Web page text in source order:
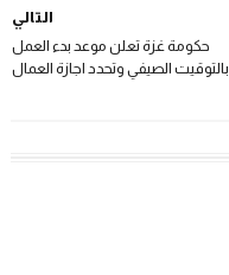
التالي
حكومة غزة تعلن موعد بدء العمل
بالتوقيت الصيفي وتحدد اجازة العمال